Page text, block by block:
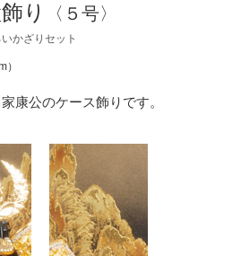
り 〈５号〉
かざりセット
）
康公のケース飾りです。